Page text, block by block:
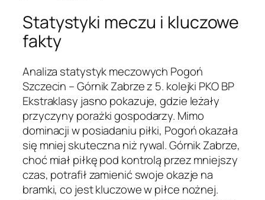
Statystyki meczu i kluczowe
fakty
Analiza statystyk meczowych Pogoń
Szczecin – Górnik Zabrze z 5. kolejki PKO BP
Ekstraklasy jasno pokazuje, gdzie leżały
przyczyny porażki gospodarzy. Mimo
dominacji w posiadaniu piłki, Pogoń okazała
się mniej skuteczna niż rywal. Górnik Zabrze,
choć miał piłkę pod kontrolą przez mniejszy
czas, potrafił zamienić swoje okazje na
bramki, co jest kluczowe w piłce nożnej.